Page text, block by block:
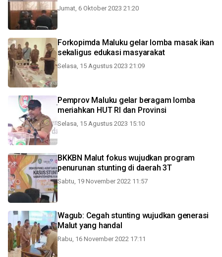
Jumat, 6 Oktober 2023 21:20
Forkopimda Maluku gelar lomba masak ikan
sekaligus edukasi masyarakat
Selasa, 15 Agustus 2023 21:09
Pemprov Maluku gelar beragam lomba
meriahkan HUT RI dan Provinsi
Selasa, 15 Agustus 2023 15:10
BKKBN Malut fokus wujudkan program
penurunan stunting di daerah 3T
Sabtu, 19 November 2022 11:57
Wagub: Cegah stunting wujudkan generasi
Malut yang handal
Rabu, 16 November 2022 17:11